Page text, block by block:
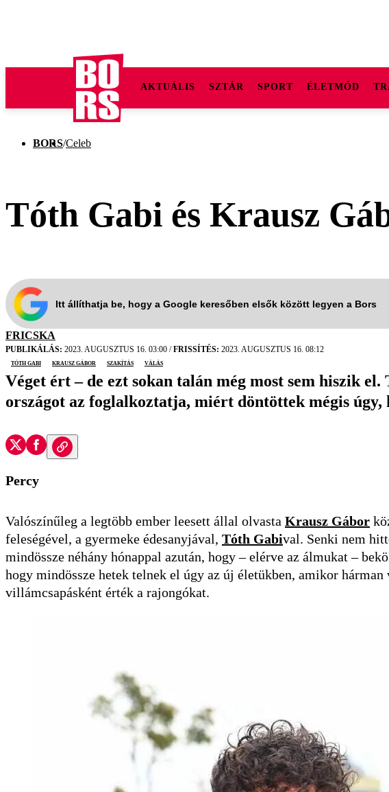
AKTUÁLIS SZTÁR SPORT ÉLETMÓD
BORS/Celeb
Tóth Gabi és Krausz
Itt állíthatja be, hogy a Google keresőben elsők között legyen a Bors
FRICSKA
PUBLIKÁLÁS: 2023. AUGUSZTUS 16. 03:00 /FRISSÍTÉS: 2023. AUGUSZTUS 16. 08:12
Tóth Gabi
Krausz Gábor szakítás válás
Véget ért – de ezt sokan talán még most sem hiszik
országot az foglalkoztatja, miért döntöttek mégis
Percy
Valószínűleg a legtöbb ember leesett állal olvasta Krausz Gábor
feleségével, a gyermeke édesanyjával, Tóth Gabival. Senki nem
mindössze néhány hónappal azután, hogy – elérve az álmukat –
hogy mindössze hetek telnek el úgy az új életükben, amikor
villámcsapásként érték a rajongókat.